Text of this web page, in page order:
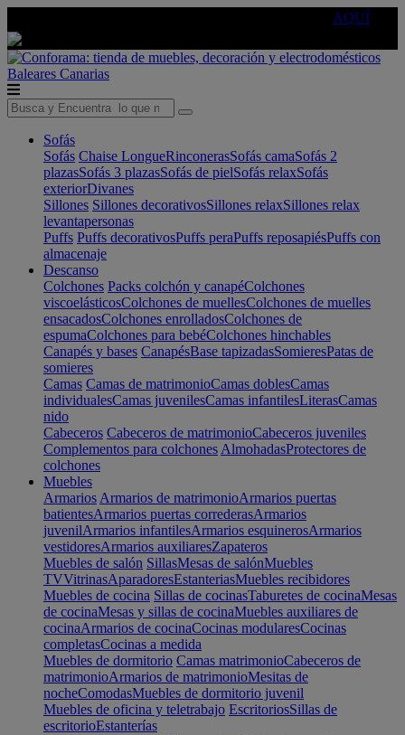
AQUÍ
Baleares Canarias
Sofás
Sofás Chaise LongueRinconerasSofás camaSofás 2
plazasSofás 3 plazasSofás de pielSofás relaxSofás
exteriorDivanes
Sillones Sillones decorativosSillones relaxSillones relax
levantapersonas
Puffs Puffs decorativosPuffs peraPuffs reposapiésPuffs con
almacenaje
Descanso
Colchones Packs colchón y canapéColchones
viscoelásticosColchones de muellesColchones de muelles
ensacadosColchones enrolladosColchones de
espumaColchones para bebéColchones hinchables
Canapés y bases CanapésBase tapizadasSomieresPatas de
somieres
Camas Camas de matrimonioCamas doblesCamas
individualesCamas juvenilesCamas infantilesLiterasCamas
nido
Cabeceros Cabeceros de matrimonioCabeceros juveniles
Complementos para colchones AlmohadasProtectores de
colchones
Muebles
Armarios Armarios de matrimonioArmarios puertas
batientesArmarios puertas correderasArmarios
juvenilArmarios infantilesArmarios esquinerosArmarios
vestidoresArmarios auxiliaresZapateros
Muebles de salón SillasMesas de salónMuebles
TVVitrinasAparadoresEstanteriasMuebles recibidores
Muebles de cocina Sillas de cocinasTaburetes de cocinaMesas
de cocinaMesas y sillas de cocinaMuebles auxiliares de
cocinaArmarios de cocinaCocinas modularesCocinas
completasCocinas a medida
Muebles de dormitorio Camas matrimonioCabeceros de
matrimonioArmarios de matrimonioMesitas de
nocheComodasMuebles de dormitorio juvenil
Muebles de oficina y teletrabajo EscritoriosSillas de
escritorioEstanterías